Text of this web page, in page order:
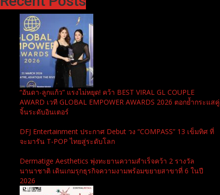
“อันดา-ลูกแก้ว” แรงไม่หยุด! คว้า BEST VIRAL GL COUPLE
AWARD เวที GLOBAL EMPOWER AWARDS 2026 ตอกย้ำกระแสคู่
จิ้นระดับอินเตอร์
DFJ Entertainment ประกาศ Debut วง “COMPASS” 13 เข็มทิศ ที่
จะมารัน T-POP ไทยสู่ระดับโลก
Dermatige Aesthetics พุ่งทะยานความสำเร็จคว้า 2 รางวัล
นานาชาติ เดินเกมรุกธุรกิจความงามพร้อมขยายสาขาที่ 6 ในปี
2026